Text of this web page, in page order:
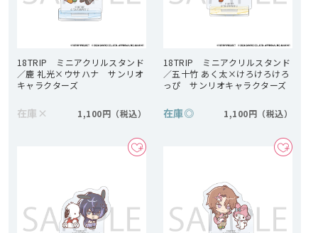
18TRIP ミニアクリルスタンド
／鹿 礼光×ウサハナ サンリオ
キャラクターズ
在庫 × 1,100円
18TRIP ミニアクリルスタンド
／五十竹 あく太×けろけろけろ
っぴ サンリオキャラクターズ
在庫◎ 1,100円